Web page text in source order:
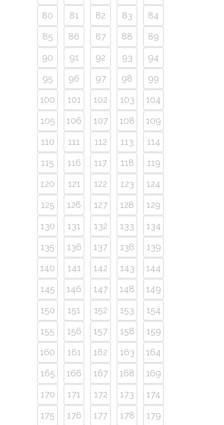
80
81 82 83
84
85
86 87 88
89
90
91 92 93
94
95
96 97 98
99
100
101 102 103
104
105
106 107 108
109
110
111 112 113
114
115
116 117 118
119
120
121 122 123
124
125
126 127 128
129
130
131 132 133
134
135
136 137 138
139
140
141 142 143
144
145
146 147 148
149
150
151 152 153
154
155
156 157 158
159
160
161 162 163
164
165
166 167 168
169
170
171 172 173
174
175
176 177 178
179